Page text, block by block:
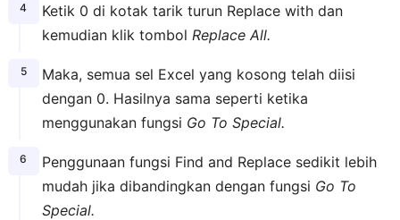
Ketik 0 di kotak tarik turun Replace with dan
kemudian klik tombol Replace All.
Maka, semua sel Excel yang kosong telah diisi
dengan 0. Hasilnya sama seperti ketika
menggunakan fungsi Go To Special.
Penggunaan fungsi Find and Replace sedikit lebih
mudah jika dibandingkan dengan fungsi Go To
Special.